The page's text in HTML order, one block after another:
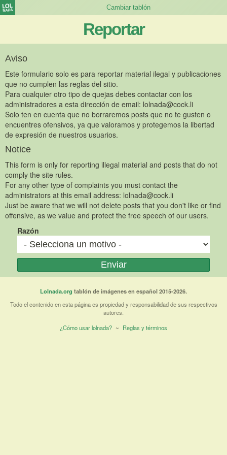
Reportar
Aviso
Este formulario solo es para reportar material ilegal y publicaciones
que no cumplen las reglas del sitio.
Para cualquier otro tipo de quejas debes contactar con los
administradores a esta dirección de email: lolnada@cock.li
Solo ten en cuenta que no borraremos posts que no te gusten o
encuentres ofensivos, ya que valoramos y protegemos la libertad
de expresión de nuestros usuarios.
Notice
This form is only for reporting illegal material and posts that do not
comply the site rules.
For any other type of complaints you must contact the
administrators at this email address: lolnada@cock.li
Just be aware that we will not delete posts that you don't like or find
offensive, as we value and protect the free speech of our users.
Razón
Lolnada.org tablón de imágenes en español 2015-2026.
Todo el contenido en esta página es propiedad y responsabilidad de sus respectivos
autores.
¿Cómo usar lolnada? ~ Reglas y términos